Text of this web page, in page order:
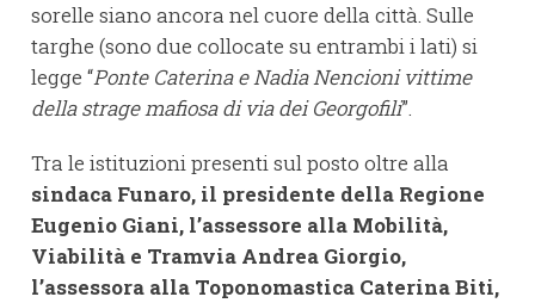
sorelle siano ancora nel cuore della città. Sulle
targhe (sono due collocate su entrambi i lati) si
legge “Ponte Caterina e Nadia Nencioni vittime
della strage mafiosa di via dei Georgofili”.
Tra le istituzioni presenti sul posto oltre alla
sindaca Funaro, il presidente della Regione
Eugenio Giani, l’assessore alla Mobilità,
Viabilità e Tramvia Andrea Giorgio,
l’assessora alla Toponomastica Caterina Biti,